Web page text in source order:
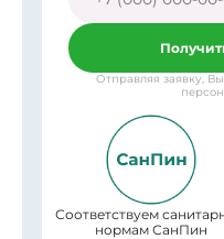
Отправляя заявку,
Соответствуем
нормам СанПин